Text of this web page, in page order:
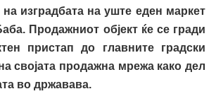
изградбата на уште еден маркет
Продажниот објект ќе се гради
пристап до главните градски
својата продажна мрежа како дел
во државава.